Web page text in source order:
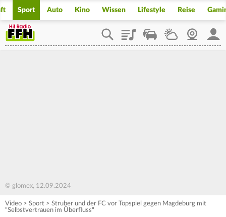
Sport Auto Kino Wissen Lifestyle Reise
PlaylistStaupilotWetterWebcam
© glomex, 12.09.2024
Video > Sport > Struber und der FC vor Topspiel gegen Magdeburg mit
"Selbstvertrauen im Überfluss"